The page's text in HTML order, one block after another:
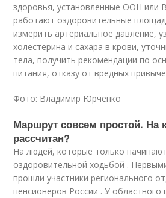
здоровья, установленные ООН или
работают оздоровительные
измерить артериальное давление,
холестерина и сахара в крови,
тела, получить рекомендации по
питания, отказу от вредных
Фото: Владимир Юрченко
Маршрут совсем простой. На
рассчитан?
На людей, которые только
оздоровительной ходьбой .
прошли участники регионального
пенсионеров России . У областного